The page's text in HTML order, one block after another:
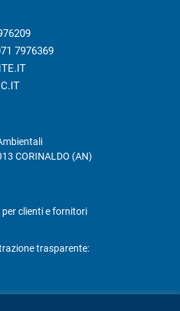
7976369
CORINALDO (AN)
clienti e fornitori
trasparente: